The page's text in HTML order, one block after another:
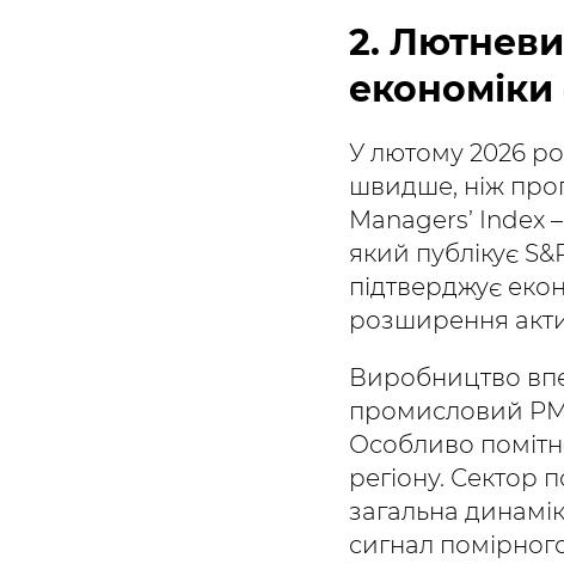
2.
У лютому 2026
швидше, ніж
Managers’ Index
який публікує
підтверджує
розширення
Виробництво
промисловий
Особливо
регіону. Сектор
загальна
сигнал